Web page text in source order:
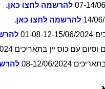
להרשמה לחצו כאן.
להרשמה לחצו כאן.
כוס יין בתאריכים 07-14/06/2024
06/2024